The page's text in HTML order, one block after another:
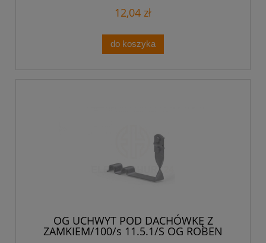
12,04 zł
do koszyka
OG UCHWYT POD DACHÓWKĘ Z
ZAMKIEM/100/s 11.5.1/S OG ROBEN